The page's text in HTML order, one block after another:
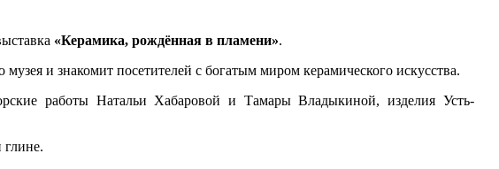
«Керамика, рождённая в пламени».
и знакомит посетителей с богатым миром керамического искусства.
работы Натальи Хабаровой и Тамары Владыкиной, изделия Усть-